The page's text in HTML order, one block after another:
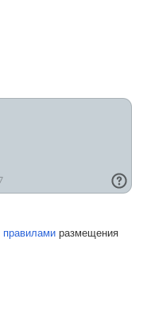
правилами размещения